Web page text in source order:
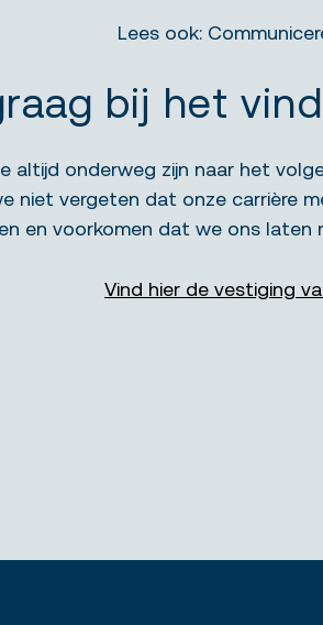
Lees ook:
bij het
altijd onderweg zijn naar het
niet vergeten dat onze carrière
en voorkomen dat we ons laten
Vind hier de vestiging